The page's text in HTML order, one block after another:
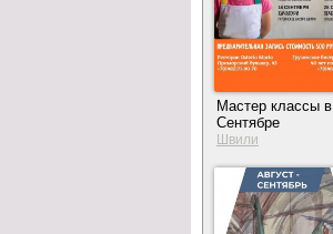
Мастер классы в
Сентябре
Швили